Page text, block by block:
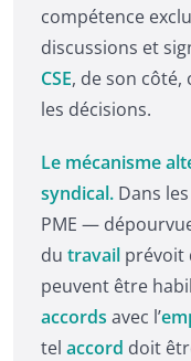
compétence
discussions et
CSE, de son côté,
les décisions.
Le mécanisme
syndical. Dans les
PME —
du travail prévoit
peuvent être
accords avec l’
tel accord doit